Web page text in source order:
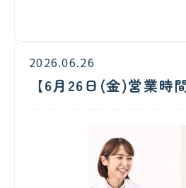
戸惑いではないでしょう
べばよいかが分からず、一
ま…
2026.06.26
【6月26日(金)営業時